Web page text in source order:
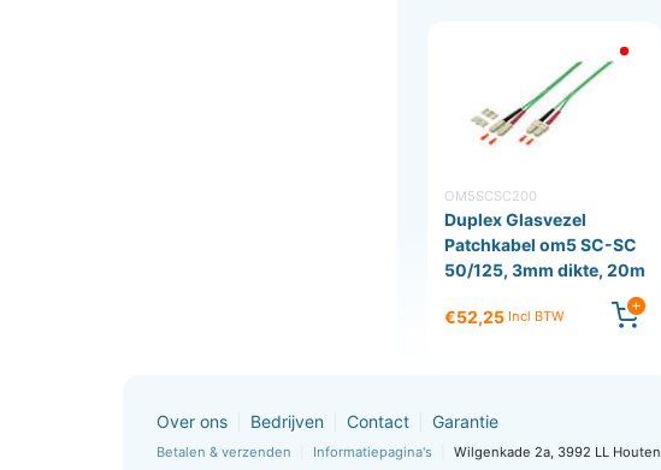
OM5SCSC200
Duplex Glasvezel
Patchkabel om5 SC-SC
50/125, 3mm dikte, 20m
€52,25 Incl BTW
Over ons Bedrijven Contact Garantie
Betalen & verzenden Informatiepagina's Wilgenkade 2a, 3992 LL Houten